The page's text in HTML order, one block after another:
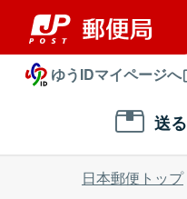
ゆうIDマイページへ
送る
日本郵便トップ